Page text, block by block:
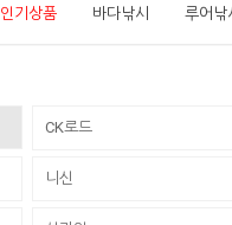
인기상품 바다낚시 루어낚
CK로드
니신